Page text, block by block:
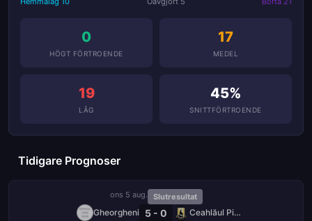
0
HÖGT FÖRTROENDE
17
MEDEL
19
LÅG
45%
SNITTFÖRTROENDE
Tidigare Prognoser
ons 5 aug. Slutresultat
Gheorgheni 5 - 0 Ceahlăul Piatra Neamţ